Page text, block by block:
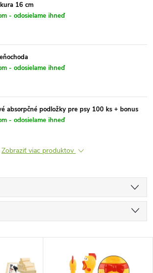
16 cm
- odosielame ihneď
- odosielame ihneď
absorpčné podložky pre psy 100 ks + bonus
- odosielame ihneď
Zobraziť viac produktov